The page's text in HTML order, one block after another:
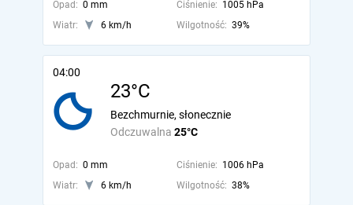
Opad: 0 mm Ciśnienie: 1005 hPa
Wiatr:
6 km/h Wilgotność: 39%
04:00
23°C
Odczuwalna 25°C
Bezchmurnie, słonecznie
Opad: 0 mm Ciśnienie: 1006 hPa
Wiatr:
6 km/h Wilgotność: 38%